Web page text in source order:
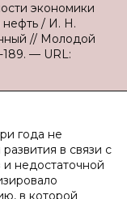
экономики
нефть / И. Н.
// Молодой
— URL:
года не
в связи с
недостаточной
в которой